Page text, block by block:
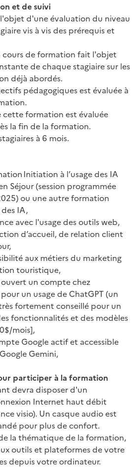
et de suivi
d'une évaluation du niveau
vis à vis des prérequis et
de formation fait l'objet
de chaque stagiaire sur les
déjà abordés.
pédagogiques est évaluée à
formation est évaluée
la fin de la formation.
à 6 mois.
Initiation à l’usage des IA
Séjour (session programmée
ou une autre formation
IA,
avec l'usage des outils web,
d’accueil, de relation client
aux métiers du marketing
touristique,
un compte chez
un usage de ChatGPT (un
fortement conseillé pour un
fonctionnalités et des modèles
mois],
Google actif et accessible
Gemini,
participer à la formation
devra disposer d'un
Internet haut débit
visio). Un casque audio est
pour plus de confort.
la thématique de la formation,
outils et plateformes de votre
depuis votre ordinateur.